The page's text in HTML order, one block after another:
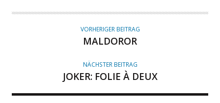
VORHERIGER BEITRAG
MALDOROR
NÄCHSTER BEITRAG
JOKER: FOLIE À DEUX